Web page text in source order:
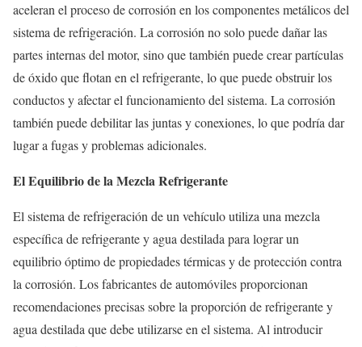
aceleran el proceso de corrosión en los componentes metálicos del
sistema de refrigeración. La corrosión no solo puede dañar las
partes internas del motor, sino que también puede crear partículas
de óxido que flotan en el refrigerante, lo que puede obstruir los
conductos y afectar el funcionamiento del sistema. La corrosión
también puede debilitar las juntas y conexiones, lo que podría dar
lugar a fugas y problemas adicionales.
El Equilibrio de la Mezcla Refrigerante
El sistema de refrigeración de un vehículo utiliza una mezcla
específica de refrigerante y agua destilada para lograr un
equilibrio óptimo de propiedades térmicas y de protección contra
la corrosión. Los fabricantes de automóviles proporcionan
recomendaciones precisas sobre la proporción de refrigerante y
agua destilada que debe utilizarse en el sistema. Al introducir